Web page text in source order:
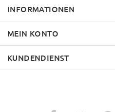
INFORMATIONEN
MEIN KONTO
KUNDENDIENST